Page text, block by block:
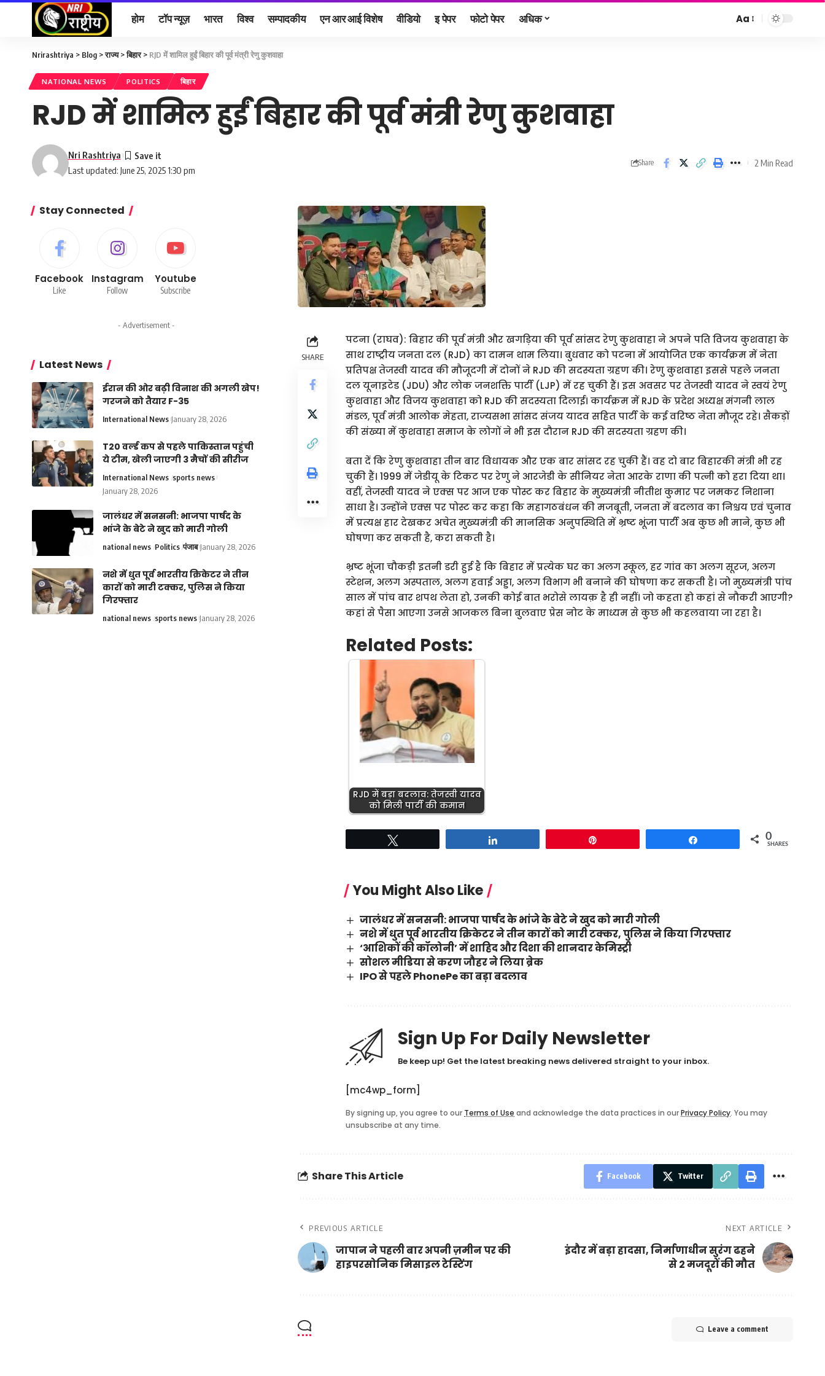
होम टॉप न्यूज़ भारत विश्व सम्पादकीय एन आर आई विशेष वीडियो इ पेपर फोटो पेपर अधिक
Font
Aa
Nrirashtriya > Blog >राज्य>बिहार> RJD में शामिल हुईं बिहार की पूर्व मंत्री रेणु कुशवाहा
NATIONAL NEWS POLITICS बिहार
RJD में शामिल हुईं बिहार की पूर्व मंत्री रेणु कुशवाहा
Last updated: June 25, 2025 1:30 pm
Nri Rashtriya
Share 2 Min Read
SHARE
पटना (राघव): बिहार की पूर्व मंत्री और खगड़िया की पूर्व सांसद रेणु कुशवाहा ने अपने पति विजय कुशवाहा के
साथ राष्ट्रीय जनता दल (RJD) का दामन थाम लिया। बुधवार को पटना में आयोजित एक कार्यक्रम में नेता
प्रतिपक्ष तेजस्वी यादव की मौजूदगी में दोनों ने RJD की सदस्यता ग्रहण की। रेणु कुशवाहा इससे पहले जनता
दल यूनाइटेड (JDU) और लोक जनशक्ति पार्टी (LJP) में रह चुकी हैं। इस अवसर पर तेजस्वी यादव ने स्वयं रेणु
कुशवाहा और विजय कुशवाहा को RJD की सदस्यता दिलाई। कार्यक्रम में RJD के प्रदेश अध्यक्ष मंगनी लाल
मंडल, पूर्व मंत्री आलोक मेहता, राज्यसभा सांसद संजय यादव सहित पार्टी के कई वरिष्ठ नेता मौजूद रहे। सैकड़ों
की संख्या में कुशवाहा समाज के लोगों ने भी इस दौरान RJD की सदस्यता ग्रहण की।
बता दें कि रेणु कुशवाहा तीन बार विधायक और एक बार सांसद रह चुकी हैं। वह दो बार बिहारकी मंत्री भी रह
चुकी हैं। 1999 में जेडीयू के टिकट पर रेणु ने आरजेडी के सीनियर नेता आरके राणा की पत्नी को हरा दिया था।
वहीं, तेजस्वी यादव ने एक्स पर आज एक पोस्ट कर बिहार के मुख्यमंत्री नीतीश कुमार पर जमकर निशाना
साधा है। उन्होंने एक्स पर पोस्ट कर कहा कि महागठबंधन की मजबूती, जनता में बदलाव का निश्चय एवं चुनाव
में प्रत्यक्ष हार देखकर अचेत मुख्यमंत्री की मानसिक अनुपस्थिति में भ्रष्ट भूंजा पार्टी अब कुछ भी माने, कुछ भी
घोषणा कर सकती है, करा सकती है।
भ्रष्ट भूंजा चौकड़ी इतनी डरी हुई है कि बिहार में प्रत्येक घर का अलग स्कूल, हर गांव का अलग सूरज, अलग
स्टेशन, अलग अस्पताल, अलग हवाई अड्डा, अलग विभाग भी बनाने की घोषणा कर सकती है। जो मुख्यमंत्री पांच
साल में पांच बार शपथ लेता हो, उनकी कोई बात भरोसे लायक़ है ही नहीं। जो कहता हो कहां से नौकरी आएगी?
कहां से पैसा आएगा उनसे आजकल बिना बुलवाए प्रेस नोट के माध्यम से कुछ भी कहलवाया जा रहा है।
Related Posts:
RJD में बड़ा बदलाव: तेजस्वी यादव
को मिली पार्टी की कमान
0
SHARES
You Might Also Like
जालंधर में सनसनी: भाजपा पार्षद के भांजे के बेटे ने खुद को मारी गोली
नशे में धुत पूर्व भारतीय क्रिकेटर ने तीन कारों को मारी टक्कर, पुलिस ने किया गिरफ्तार
‘आशिकों की कॉलोनी’ में शाहिद और दिशा की शानदार केमिस्ट्री
सोशल मीडिया से करण जौहर ने लिया ब्रेक
IPO से पहले PhonePe का बड़ा बदलाव
Sign Up For Daily Newsletter
Be keep up! Get the latest breaking news delivered straight to your inbox.
[mc4wp_form]
By signing up, you agree to our Terms of Use and acknowledge the data practices in ourPrivacy Policy. You may
unsubscribe at any time.
Share This Article Facebook Twitter
PREVIOUS ARTICLE
जापान ने पहली बार अपनी ज़मीन पर की
हाइपरसोनिक मिसाइल टेस्टिंग
NEXT ARTICLE
इंदौर में बड़ा हादसा, निर्माणाधीन सुरंग ढहने
से 2 मजदूरों की मौत
Leave a comment
Stay Connected
Facebook
Like
Instagram
Follow
Youtube
Subscribe
- Advertisement -
Latest News
ईरान की ओर बढ़ी विनाश की अगली खेप!
गरजने को तैयार F-35
International News January 28, 2026
T20 वर्ल्ड कप से पहले पाकिस्तान पहुंची
ये टीम, खेली जाएगी 3 मैचों की सीरीज
International News sports news
January 28, 2026
जालंधर में सनसनी: भाजपा पार्षद के
भांजे के बेटे ने खुद को मारी गोली
national news Politics पंजाब January 28, 2026
नशे में धुत पूर्व भारतीय क्रिकेटर ने तीन
कारों को मारी टक्कर, पुलिस ने किया
गिरफ्तार
national news sports news January 28, 2026